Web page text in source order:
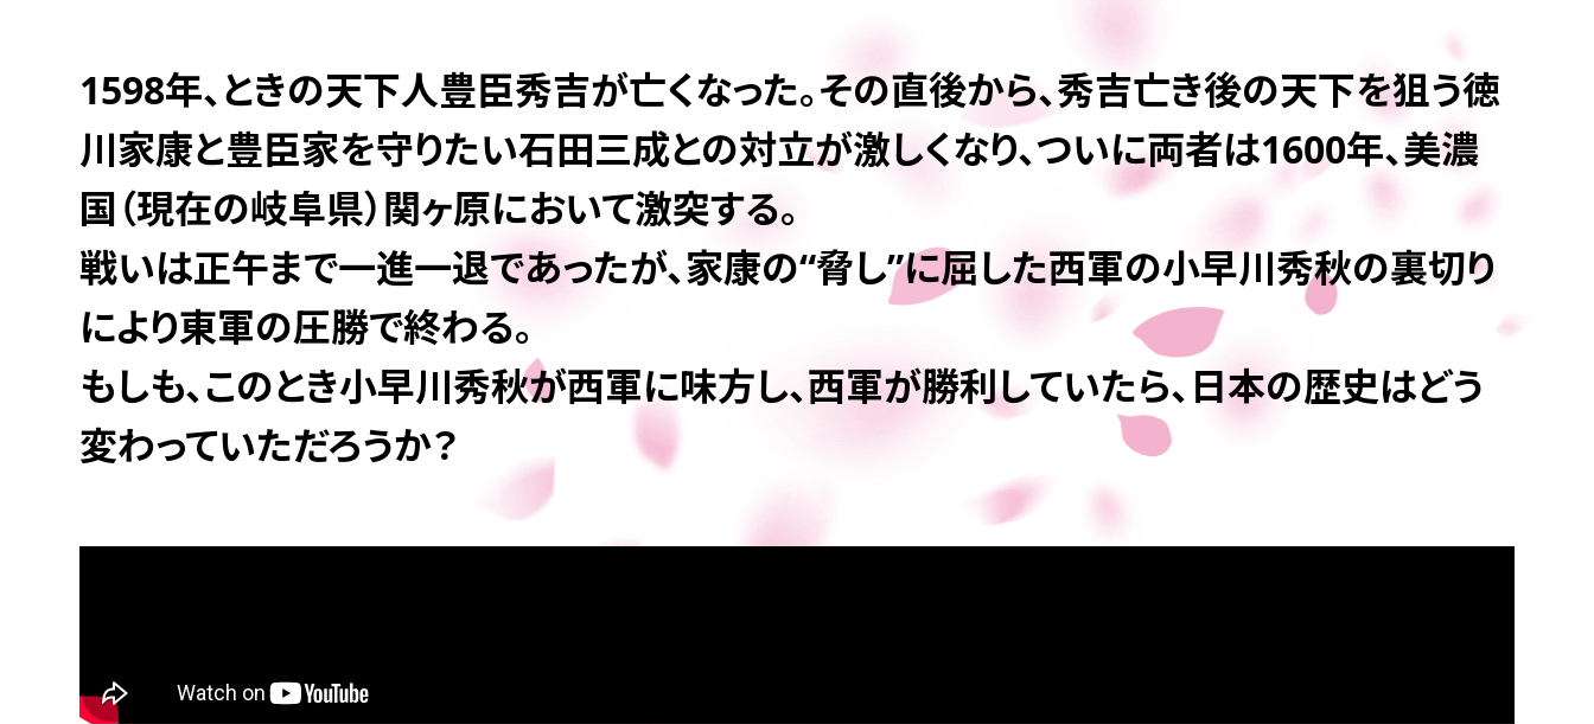
1598年、ときの天下人豊臣秀吉が亡くなった。その直後から、秀吉亡き後の天下を狙う徳
川家康と豊臣家を守りたい石田三成との対立が激しくなり、ついに両者は1600年、美濃
国（現在の岐阜県）関ヶ原において激突する。
戦いは正午まで一進一退であったが、家康の“脅し”に屈した西軍の小早川秀秋の裏切り
により東軍の圧勝で終わる。
もしも、このとき小早川秀秋が西軍に味方し、西軍が勝利していたら、日本の歴史はどう
変わっていただろうか？